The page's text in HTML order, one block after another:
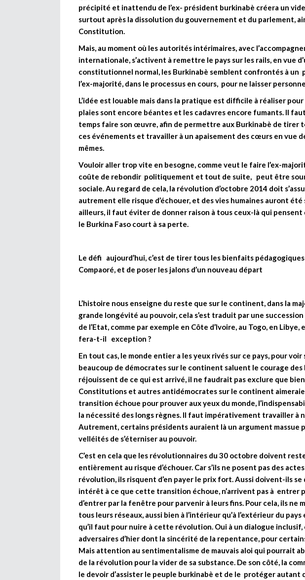
précipité et inattendu de l’ex- président burkinabè créera un vide
surtout après la dissolution du gouvernement et du parlement,
Constitution.
Mais, au moment où les autorités intérimaires, avec
internationale, s’activent à remettre le pays sur les rails, en vue
constitutionnel normal, les Burkinabè semblent confrontés à un
l’ex-majorité, dans le processus en cours, pour ne laisser
L’idée est louable mais dans la pratique est difficile à réaliser
plaies sont encore béantes et les cadavres encore fumants. Il
temps faire son œuvre, afin de permettre aux Burkinabè de tirer
ces événements et travailler à un apaisement des cœurs en vue
mêmes.
Vouloir aller trop vite en besogne, comme veut le faire l’ex-
coûte de rebondir politiquement et tout de suite, peut être
sociale. Au regard de cela, la révolution d’octobre 2014 doit
autrement elle risque d’échouer, et des vies humaines auront été
ailleurs, il faut éviter de donner raison à tous ceux-là qui pensent
le Burkina Faso court à sa perte.
Le défi aujourd’hui, c’est de tirer tous les bienfaits
Compaoré, et de poser les jalons d’un nouveau départ
L’histoire nous enseigne du reste que sur le continent, dans la
grande longévité au pouvoir, cela s’est traduit par une
de l’Etat, comme par exemple en Côte d’Ivoire, au Togo, en Libye,
fera-t-il exception ?
En tout cas, le monde entier a les yeux rivés sur ce pays, pour voir
beaucoup de démocrates sur le continent saluent le courage des
réjouissent de ce qui est arrivé, il ne faudrait pas exclure que
Constitutions et autres antidémocrates sur le continent
transition échoue pour prouver aux yeux du monde,
la nécessité des longs règnes. Il faut impérativement travailler à
Autrement, certains présidents auraient là un argument massue
velléités de s’éterniser au pouvoir.
C’est en cela que les révolutionnaires du 30 octobre doivent
entièrement au risque d’échouer. Car s’ils ne posent pas des
révolution, ils risquent d’en payer le prix fort. Aussi doivent-ils se
intérêt à ce que cette transition échoue, n’arrivent pas à entrer
d’entrer par la fenêtre pour parvenir à leurs fins. Pour cela, ils ne
tous leurs réseaux, aussi bien à l’intérieur qu’à l’extérieur du
qu’il faut pour nuire à cette révolution. Oui à un dialogue inclusif,
adversaires d’hier dont la sincérité de la repentance, pour
Mais attention au sentimentalisme de mauvais aloi qui pourrait
de la révolution pour la vider de sa substance. De son côté, la
le devoir d’assister le peuple burkinabè et de le protéger autant